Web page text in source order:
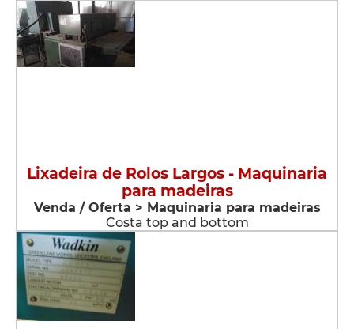
Lixadeira de Rolos Largos - Maquinaria
para madeiras
Venda / Oferta > Maquinaria para madeiras
Costa top and bottom